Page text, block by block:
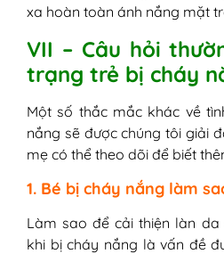
xa hoàn toàn ánh nắng mặt
VII – Câu hỏi
trạng trẻ bị cháy
Một số thắc mắc khác về
nắng sẽ được chúng tôi giải
mẹ có thể theo dõi để biết
1. Bé bị cháy nắng làm
Làm sao để cải thiện làn
khi bị cháy nắng là vấn đề